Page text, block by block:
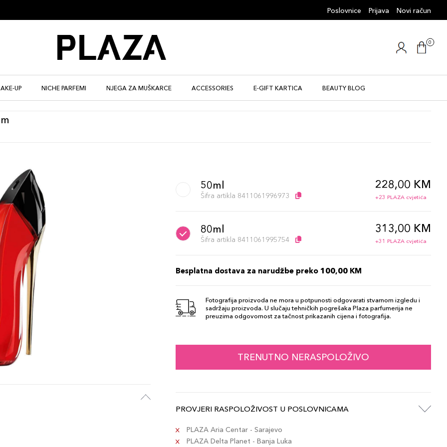
Poslovnice Prijava Novi račun
0
UP NICHE PARFEMI NJEGA ZA MUŠKARCE ACCESSORIES E-GIFT KARTICA BEAUTY BLOG
50ml
Šifra artikla 8411061996973
228,00 KM
+23 PLAZA cvjetića
80ml
Šifra artikla 8411061995754
313,00 KM
+31 PLAZA cvjetića
Besplatna dostava za narudžbe preko 100,00 KM
Fotografija proizvoda ne mora u potpunosti odgovarati stvarnom izgledu i
sadržaju proizvoda. U slučaju tehničkih pogrešaka Plaza parfumerija ne
preuzima odgovornost za tačnost prikazanih cijena i fotografija.
TRENUTNO NERASPOLOŽIVO
PROVJERI RASPOLOŽIVOST U POSLOVNICAMA
PLAZA Aria Centar - Sarajevo
PLAZA Delta Planet - Banja Luka